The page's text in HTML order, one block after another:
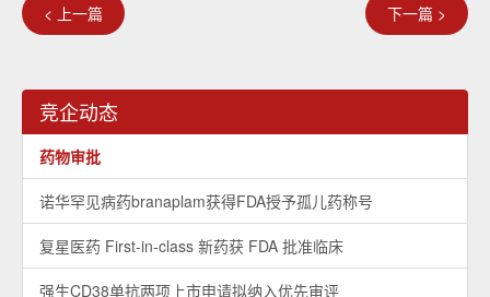
< 上一篇 下一篇 >
竞企动态
药物审批
诺华罕见病药branaplam获得FDA授予孤儿药称号
复星医药 First-in-class 新药获 FDA 批准临床
强生CD38单抗两项上市申请拟纳入优先审评